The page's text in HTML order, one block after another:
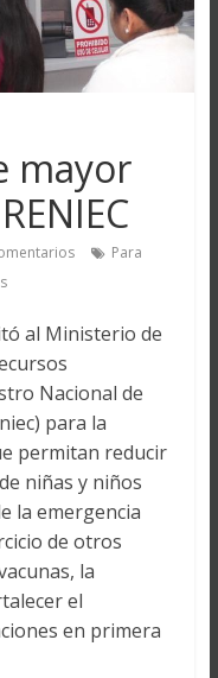
mayor
Para
al Ministerio de
Nacional de
para la
permitan reducir
niñas y niños
la emergencia
de otros
la
el
en primera